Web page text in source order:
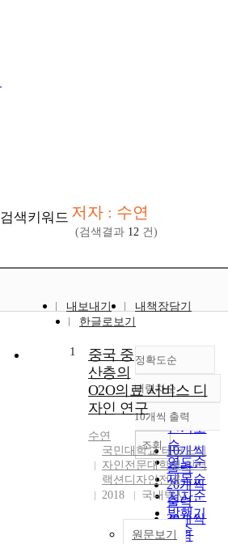
검색키워드 저자 : 수연
(검색결과 12 건)
내보내기
내책장담기
한글로보기
정확도순
정확도
순
인기도
순
연도순
제목순
저자순
발행기
관순
내림차순
내림차순
10개씩 출력
10개씩
출력
20개씩
출력
30개씩
출력
조회
1
중국 중
산층의
O2O의료 서비스 디
자인 연구
수연
국민대학교 테크노디
자인전문대학원 인터
랙션디자인전공
2018
국내박사
원문보기